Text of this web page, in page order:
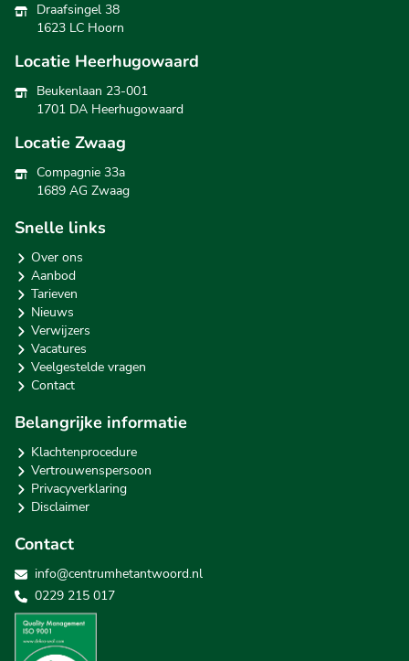
Draafsingel 38
1623 LC Hoorn
Locatie Heerhugowaard
Beukenlaan 23-001
1701 DA Heerhugowaard
Locatie Zwaag
Compagnie 33a
1689 AG Zwaag
Snelle links
Over ons
Aanbod
Tarieven
Nieuws
Verwijzers
Vacatures
Veelgestelde vragen
Contact
Belangrijke informatie
Klachtenprocedure
Vertrouwenspersoon
Privacyverklaring
Disclaimer
Contact
info@centrumhetantwoord.nl
0229 215 017